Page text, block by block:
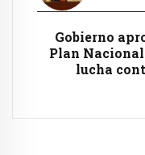
Gobierno
Plan
lucha